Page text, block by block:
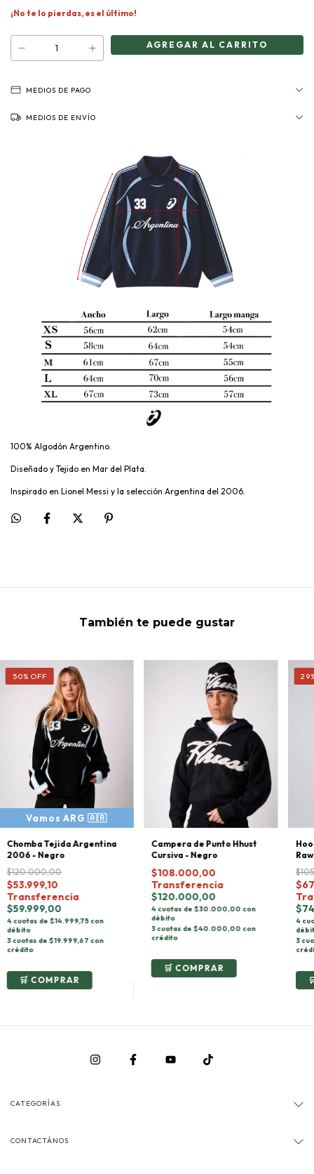
¡No te lo pierdas, es el último!
MEDIOS DE PAGO
MEDIOS DE ENVÍO
100% Algodón Argentino.
Diseñado y Tejido en Mar del Plata.
Inspirado en Lionel Messi y la selección Argentina del 2006.
También te puede gustar
50% OFF
Chomba Tejida Argentina
2006 - Negro
$120.000,00
$53.999,10
Transferencia
$59.999,00
4 cuotas de $14.999,75 con
débito
3 cuotas de $19.999,67 con
crédito
COMPRAR
Campera de Punto Hhust
Cursiva - Negro
$108.000,00
Transferencia
$120.000,00
4 cuotas de $30.000,00 con
débito
3 cuotas de $40.000,00 con
crédito
COMPRAR
29
Raw
4
3
CATEGORÍAS
CONTACTÁNOS